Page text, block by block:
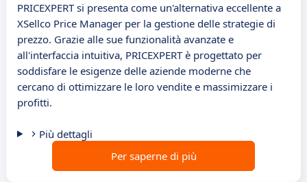
PRICEXPERT si presenta come un'alternativa eccellente a
XSellco Price Manager per la gestione delle strategie di
prezzo. Grazie alle sue funzionalità avanzate e
all'interfaccia intuitiva, PRICEXPERT è progettato per
soddisfare le esigenze delle aziende moderne che
cercano di ottimizzare le loro vendite e massimizzare i
profitti.
Più dettagli
Per saperne di più